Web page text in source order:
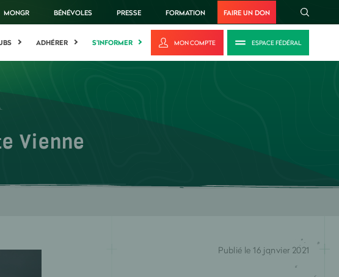
MONGR BÉNÉVOLES PRESSE FORMATION FAIRE UN DON
ADHÉRER S'INFORMER MON COMPTE ESPACE FÉDÉRAL
Vienne
Publié le 16 janvier 2021